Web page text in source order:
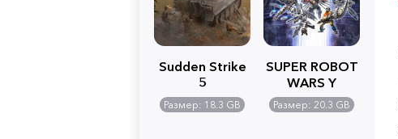
Sudden Strike
5
Размер: 18.3 GB
SUPER ROBOT
WARS Y
Размер: 20.3 GB